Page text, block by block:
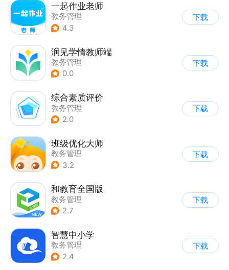
一起作业老师
教务管理
4.3
下载
润见学情教师端
教务管理
0.0
下载
综合素质评价
教务管理
2.0
下载
班级优化大师
教务管理
3.2
下载
和教育全国版
教务管理
2.7
下载
智慧中小学
教务管理
2.4
下载